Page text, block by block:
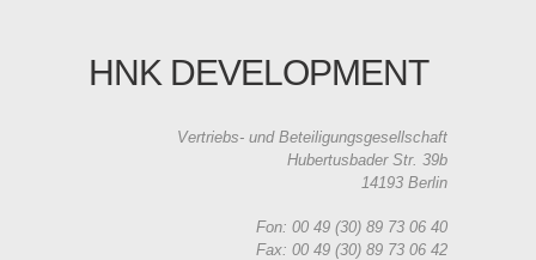
HNK DEVELOPMENT
Vertriebs- und Beteiligungsgesellschaft
Hubertusbader Str. 39b
14193 Berlin
Fon: 00 49 (30) 89 73 06 40
Fax: 00 49 (30) 89 73 06 42